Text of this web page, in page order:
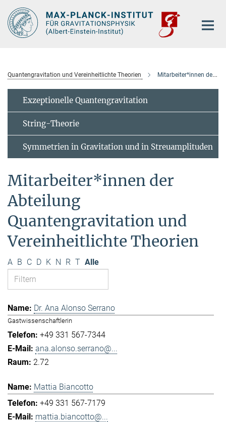
Hauptinhalt
Quantengravitation und Vereinheitlichte Theorien Mitarbeiter*innen der Abteilung
Exzeptionelle Quantengravitation
String-Theorie
Symmetrien in Gravitation und in Streuamplituden
Mitarbeiter*innen der
Abteilung
Quantengravitation und
Vereinheitlichte Theorien
A B C D K N R T Alle
Dr. Ana Alonso Serrano
Gastwissenschaftlerin
+49 331 567-7344
ana.alonso.serrano@...
2.72
Mattia Biancotto
+49 331 567-7179
mattia.biancotto@...